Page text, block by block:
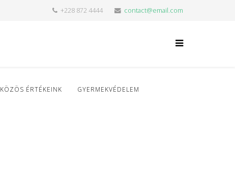
+228 872 4444 contact@email.com
KÖZÖS ÉRTÉKEINK GYERMEKVÉDELEM